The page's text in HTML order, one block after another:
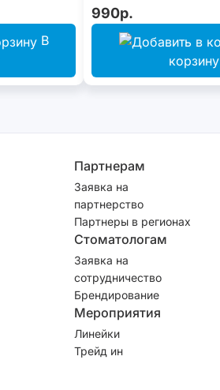
В
990р.
корзину
Партнерам
Заявка на
партнерство
Партнеры в регионах
Стоматологам
Заявка на
сотрудничество
Брендирование
Мероприятия
Линейки
Трейд ин